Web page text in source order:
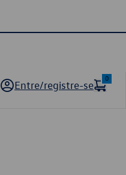
Entre/registre-se
0